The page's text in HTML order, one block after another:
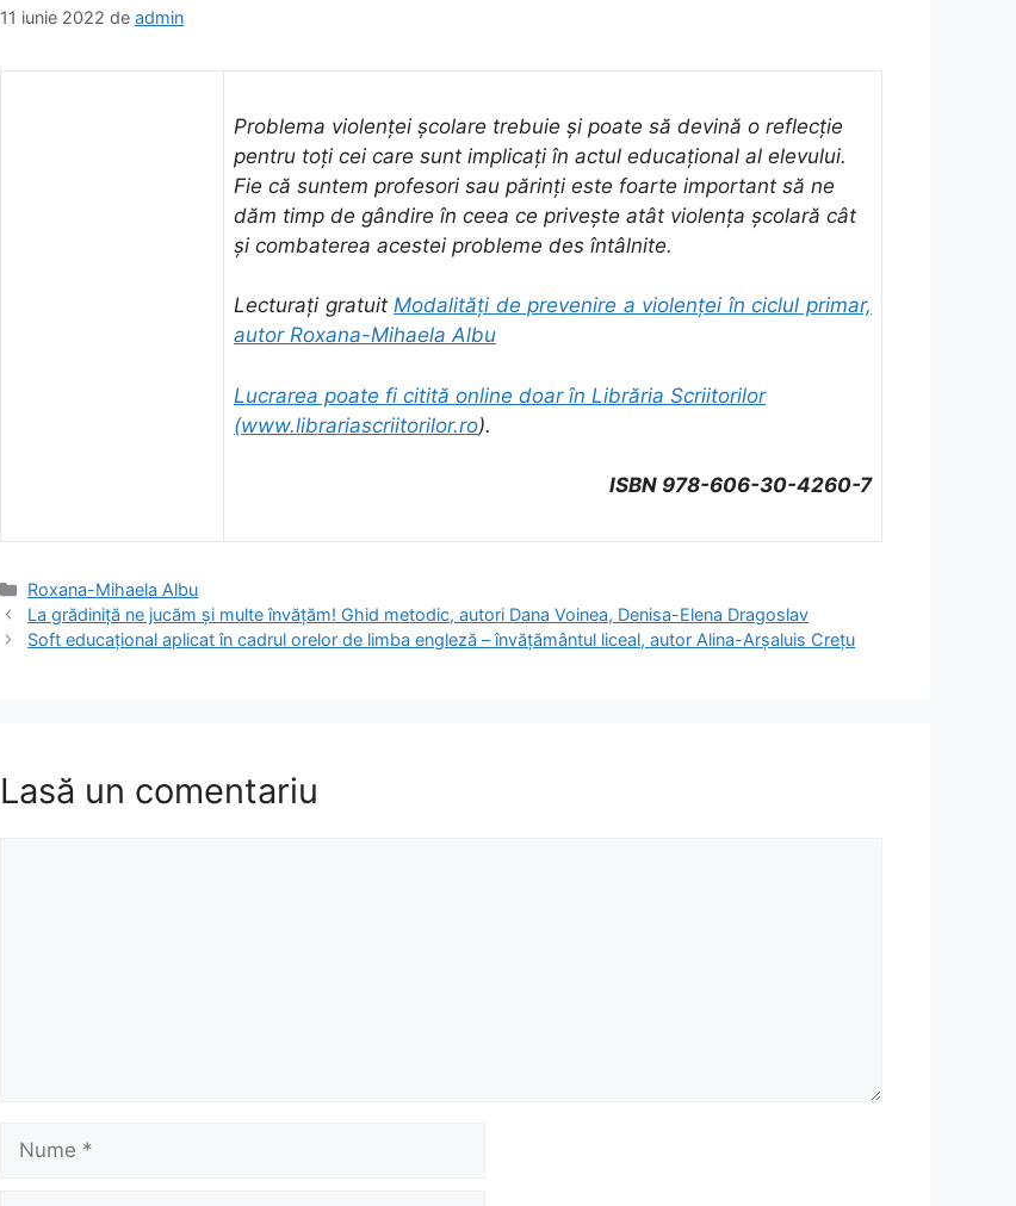
11 iunie 2022 de admin
Problema violenței școlare trebuie și poate să devină o reflecție
pentru toți cei care sunt implicați în actul educațional al elevului.
Fie că suntem profesori sau părinți este foarte important să ne
dăm timp de gândire în ceea ce privește atât violența școlară cât
și combaterea acestei probleme des întâlnite.
Lecturați gratuitModalități de prevenire a violenței în ciclul primar,
autor Roxana-Mihaela Albu
Lucrarea poate fi citită online doar în Librăria Scriitorilor
(www.librariascriitorilor.ro).
ISBN 978-606-30-4260-7
Categorii
Roxana-Mihaela Albu
La grădiniță ne jucăm și multe învățăm! Ghid metodic, autori Dana Voinea, Denisa-Elena Dragoslav
Soft educațional aplicat în cadrul orelor de limba engleză – învățământul liceal, autor Alina-Arșaluis Crețu
Lasă un comentariu
Nume